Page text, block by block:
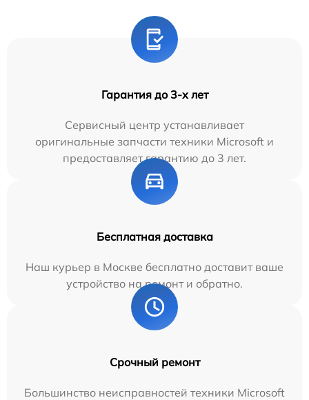
Гарантия до 3-х лет
Сервисный центр устанавливает
оригинальные запчасти техники Microsoft и
предоставляет гарантию до 3 лет.
Бесплатная доставка
Наш курьер в Москве бесплатно доставит ваше
устройство на ремонт и обратно.
Срочный ремонт
Большинство неисправностей техники Microsoft